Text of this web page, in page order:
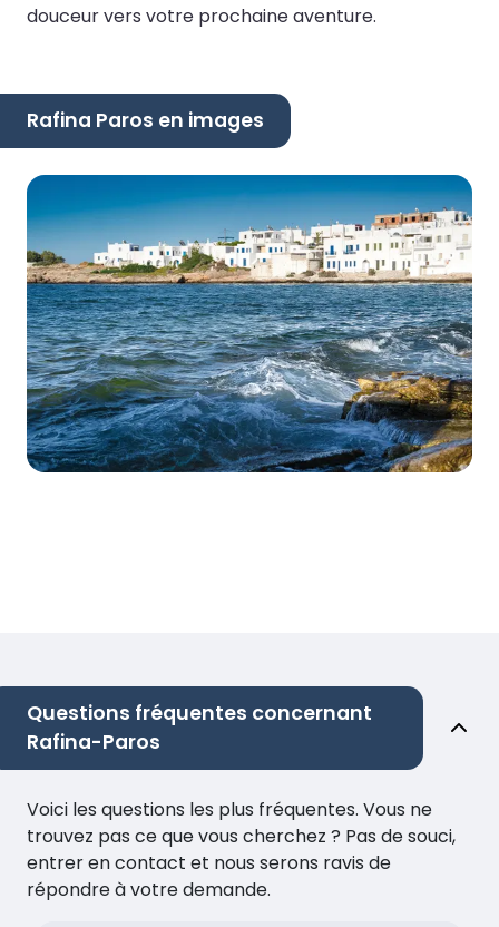
douceur vers votre prochaine aventure.
Rafina Paros en images
Questions fréquentes concernant
Rafina-Paros
Voici les questions les plus fréquentes. Vous ne
trouvez pas ce que vous cherchez ? Pas de souci,
entrer en contact et nous serons ravis de
répondre à votre demande.